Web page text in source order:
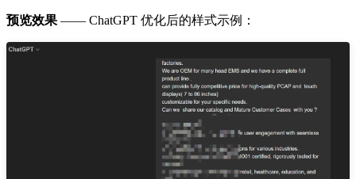
预览效果 —— ChatGPT 优化后的样式示例：